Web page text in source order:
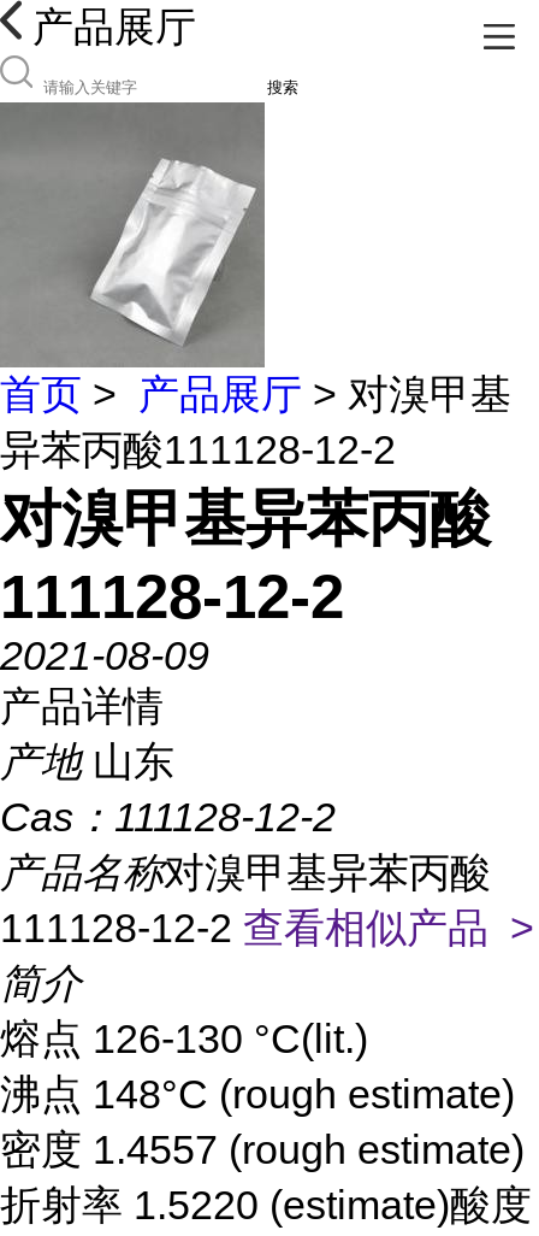
产品展厅
搜索
首页 > 产品展厅 > 对溴甲基
异苯丙酸111128-12-2
对溴甲基异苯丙酸
111128-12-2
2021-08-09
产品详情
产地 山东
Cas： 111128-12-2
产品名称对溴甲基异苯丙酸
111128-12-2 查看相似产品 >
简介
熔点 126-130 °C(lit.)
沸点 148°C (rough estimate)
密度 1.4557 (rough estimate)
折射率 1.5220 (estimate)酸度